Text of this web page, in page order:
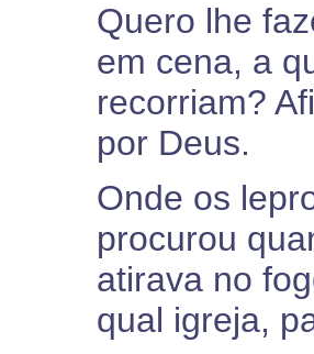
Quero lhe
em cena, a
recorriam?
por Deus.
Onde os
procurou
atirava no
qual igreja,